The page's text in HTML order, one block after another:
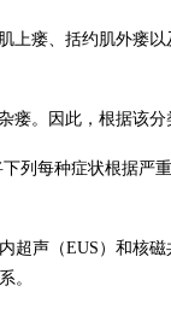
瘘、括约肌外瘘以
。因此，根据该
列每种症状根据严
超声（EUS ）和核磁
。